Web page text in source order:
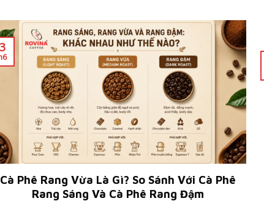
Cà Phê Rang Vừa Là Gì? So Sánh Với Cà Phê
Rang Sáng Và Cà Phê Rang Đậm